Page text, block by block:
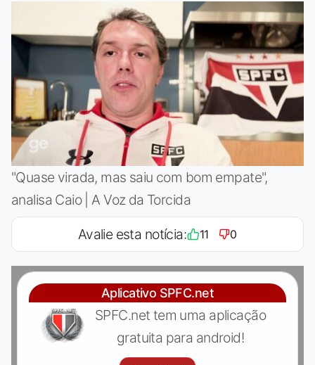
"Quase virada, mas saiu com bom empate",
analisa Caio | A Voz da Torcida
Avalie esta notícia: 11 0
Aplicativo SPFC.net
SPFC.net tem uma aplicação
gratuita para android!